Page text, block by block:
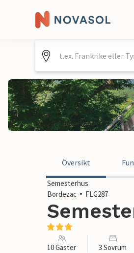
Översikt
Semesterhus
Bordezac
FLG287
10 Gäster 3 Sovrum